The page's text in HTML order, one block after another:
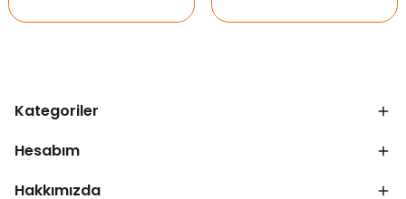
Kategoriler
Hesabım
Hakkımızda